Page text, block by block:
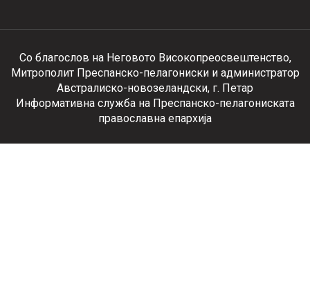
Со благослов на Неговото Високопреосвештенство,
Митрополит Преспанско-пелагониски и администратор
Австралиско-новозеландски, г. Петар
Информативна служба на Преспанско-пелагониската
православна епархија